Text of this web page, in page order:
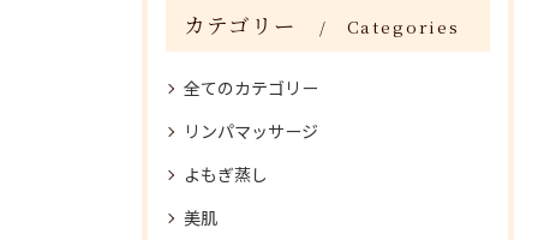
カテゴリー Categories
全てのカテゴリー
リンパマッサージ
よもぎ蒸し
美肌